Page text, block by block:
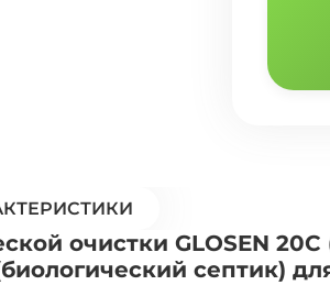
очистки GLOSEN
септик)